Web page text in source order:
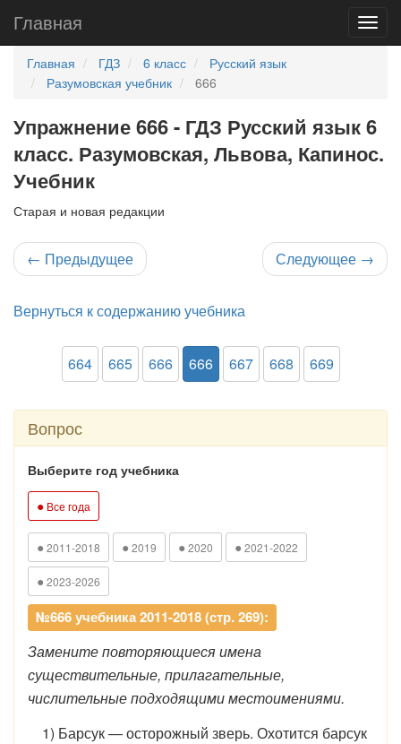
Главная
Главная ГДЗ 6 класс
Русский язык
Разумовская учебник
666
Упражнение 666 - ГДЗ Русский язык 6
класс. Разумовская, Львова, Капинос.
Учебник
Старая и новая редакции
← Предыдущее Следующее →
Вернуться к содержанию учебника
664 665 666 666 667 668 669
Вопрос
Выберите год учебника
● Все года
● 2011-2018 ● 2019 ● 2020 ● 2021-2022
● 2023-2026
№666 учебника 2011-2018 (стр. 269):
Замените повторяющиеся имена
существительные, прилагательные,
числительные подходящими местоимениями.
1) Барсук — осторожный зверь. Охотится барсук